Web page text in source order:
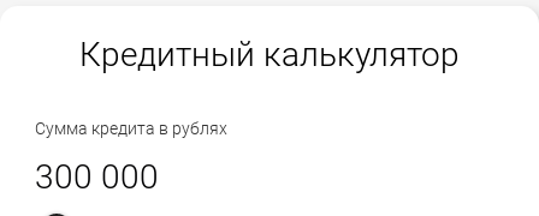
Кредитный калькулятор
Сумма кредита в рублях